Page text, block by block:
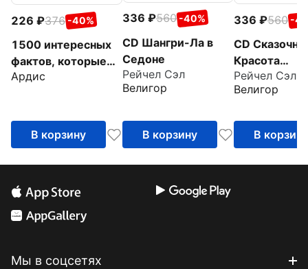
226 376 -40%
1500 интересных
фактов, которые
поражают
Ардис
В корзину
336 560 -40%
CD Шангри-Ла в
Седоне
Рейчел Сэл
Велигор
В корзину
336 560 -
CD
Красота
Рейчел Сэл
Велигор
В корзину
Мы в соцсетях